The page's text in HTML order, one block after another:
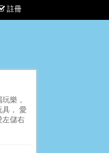
註冊
樂，
具， 愛
左儲右